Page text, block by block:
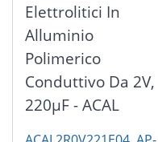
Elettrolitici In
Alluminio
Polimerico
Conduttivo Da 2V,
220μF - ACAL